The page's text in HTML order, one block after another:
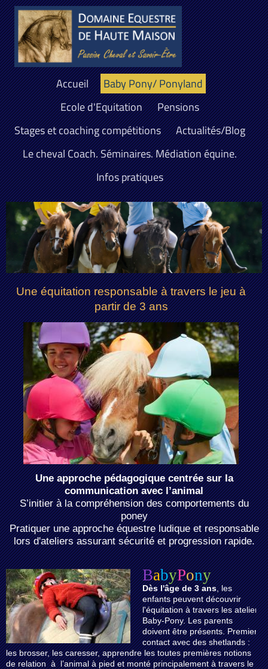
Accueil
Baby Pony/ Ponyland
Ecole d'Equitation
Pensions
Stages et coaching compétitions
Actualités/Blog
Le cheval Coach. Séminaires. Médiation équine.
Infos pratiques
Une équitation responsable à travers le jeu à
partir de 3 ans
Une approche pédagogique centrée sur la
communication avec l’animal
S’initier à la compréhension des comportements du
poney
Pratiquer une approche équestre ludique et responsable
lors d'ateliers assurant sécurité et progression rapide.
BabyPony
Dès l'âge de 3 ans, les
enfants peuvent découvrir
l'équitation à travers les ateliers
Baby-Pony. Les parents
doivent être présents. Premier
contact avec des shetlands :
les brosser, les caresser, apprendre les toutes premières notions
de relation à l’animal à pied et monté principalement à travers le